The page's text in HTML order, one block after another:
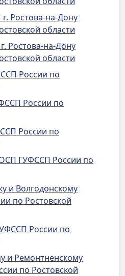
Ростова-на-Дону
области
Ростова-на-Дону
области
России по
России по
России по
ГУФССП России по
и Волгодонскому
по Ростовской
России по
и Ремонтненскому
по Ростовской